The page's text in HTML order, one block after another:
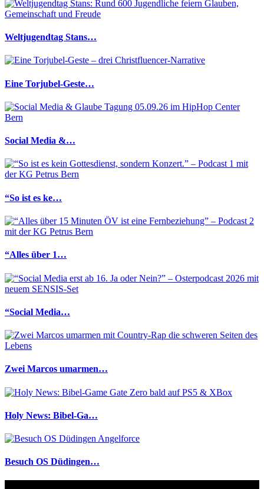
Weltjugendtag Stans…
Eine Torjubel-Geste…
Social Media &…
“So ist es ke…
“Alles über 1…
“Social Media…
Zwei Marcos umarmen…
Holy News: Bibel-Ga…
Besuch OS Düdingen…